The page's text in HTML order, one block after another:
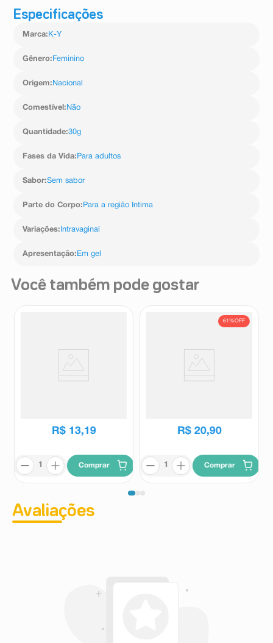
Uma aplicação a cada 3 dias, para 30 dias de
Especificações
Marca: K-Y
Gênero: Feminino
Origem: Nacional
Comestível: Não
Quantidade:30g
Fases da Vida: Para adultos
Sabor:Sem sabor
Parte do Corpo: Para a região Intima
Variações: Intravaginal
Apresentação: Em gel
Você também pode gostar
R$ 13,19
Comprar
61%OFF
R$ 20,90
Comprar
Avaliações